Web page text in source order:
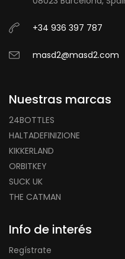
+34 936 397 787
masd2@masd2.com
Nuestras marcas
24BOTTLES
HALTADEFINIZIONE
KIKKERLAND
ORBITKEY
SUCK UK
THE CATMAN
Info de interés
Regístrate